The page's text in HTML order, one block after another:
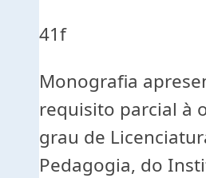
41f
Monografia
requisito parcial à
grau de
Pedagogia, do